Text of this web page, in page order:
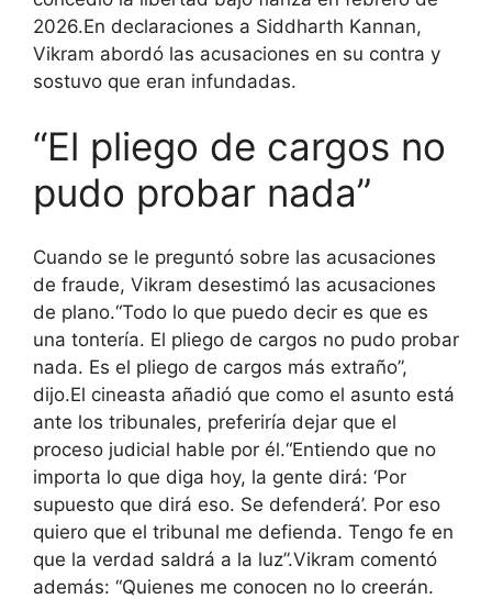
2026.En declaraciones a Siddharth Kannan,
Vikram abordó las acusaciones en su contra y
sostuvo que eran infundadas.
“El pliego de cargos no
pudo probar nada”
Cuando se le preguntó sobre las acusaciones
de fraude, Vikram desestimó las acusaciones
de plano.“Todo lo que puedo decir es que es
una tontería. El pliego de cargos no pudo probar
nada. Es el pliego de cargos más extraño”,
dijo.El cineasta añadió que como el asunto está
ante los tribunales, preferiría dejar que el
proceso judicial hable por él.“Entiendo que no
importa lo que diga hoy, la gente dirá: ‘Por
supuesto que dirá eso. Se defenderá’. Por eso
quiero que el tribunal me defienda. Tengo fe en
que la verdad saldrá a la luz”.Vikram comentó
además: “Quienes me conocen no lo creerán.